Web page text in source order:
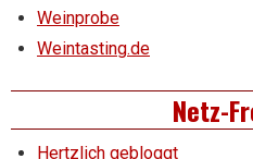
Weinprobe
Weintasting.de
Netz-
Hertzlich gebloggt